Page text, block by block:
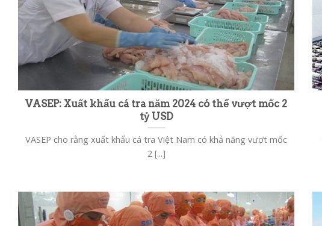
VASEP: Xuất khẩu cá tra năm 2024 có thể vượt mốc 2
tỷ USD
VASEP cho rằng xuất khẩu cá tra Việt Nam có khả năng vượt mốc
2 [...]